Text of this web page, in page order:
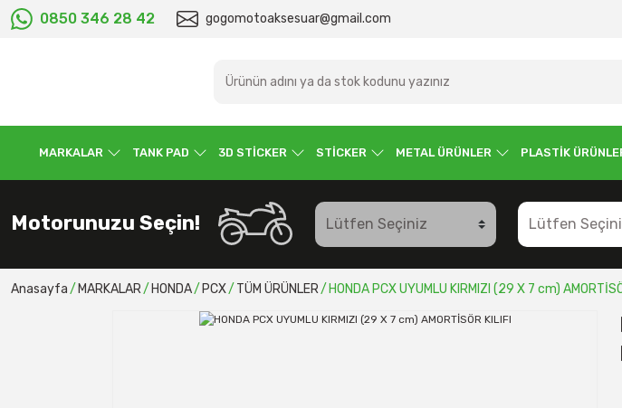
0850 346 28 42 gogomotoaksesuar@gmail.com
MARKALAR TANK PAD 3D STİCKER STİCKER METAL ÜRÜNLER PLASTİK
Motorunuzu Seçin!
Anasayfa MARKALAR HONDA PCX TÜM ÜRÜNLER HONDA PCX UYUMLU KIRMIZI (29 X 7 cm)